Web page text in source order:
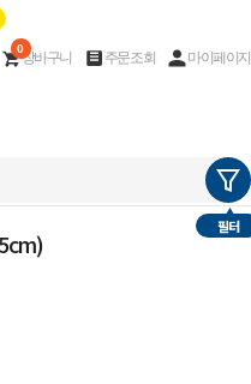
장바구니
0
주문조회 마이페이지
필터